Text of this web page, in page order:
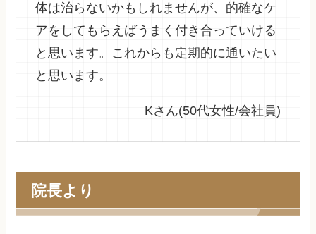
体は治らないかもしれませんが、的確なケ
アをしてもらえばうまく付き合っていける
と思います。これからも定期的に通いたい
と思います。
Kさん(50代女性/会社員)
院長より